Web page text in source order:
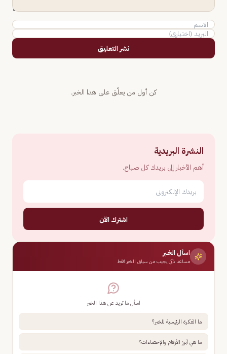
نشر التعليق
كن أول من يعلّق على هذا الخبر.
النشرة البريدية
أهم الأخبار إلى بريدك كل صباح.
اشترك الآن
اسأل الخبر
مساعد ذكي يجيب من سياق الخبر فقط
اسأل ما تريد عن هذا الخبر
ما الفكرة الرئيسية للخبر؟
ما هي أبرز الأرقام والإحصاءات؟